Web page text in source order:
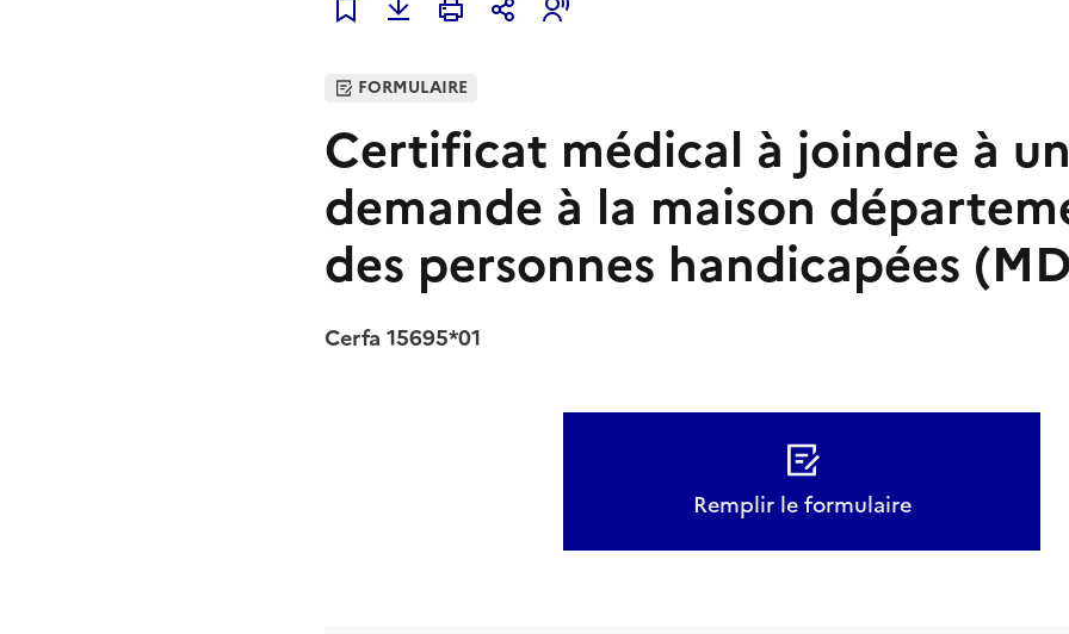
Ajouter à mes favoris
FORMULAIRE
Certificat médical à joindre à
demande à la maison
des personnes handicapées
Cerfa 15695*01
Remplir le formulaire